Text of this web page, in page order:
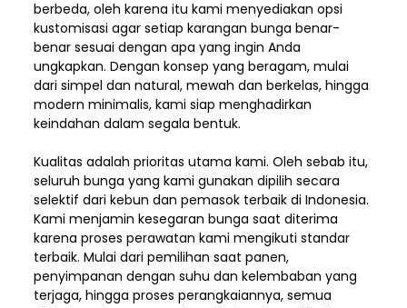
berbeda, oleh karena itu kami menyediakan opsi
kustomisasi agar setiap karangan bunga benar-
benar sesuai dengan apa yang ingin Anda
ungkapkan. Dengan konsep yang beragam, mulai
dari simpel dan natural, mewah dan berkelas, hingga
modern minimalis, kami siap menghadirkan
keindahan dalam segala bentuk.
Kualitas adalah prioritas utama kami. Oleh sebab itu,
seluruh bunga yang kami gunakan dipilih secara
selektif dari kebun dan pemasok terbaik di Indonesia.
Kami menjamin kesegaran bunga saat diterima
karena proses perawatan kami mengikuti standar
terbaik. Mulai dari pemilihan saat panen,
penyimpanan dengan suhu dan kelembaban yang
terjaga, hingga proses perangkaiannya, semua